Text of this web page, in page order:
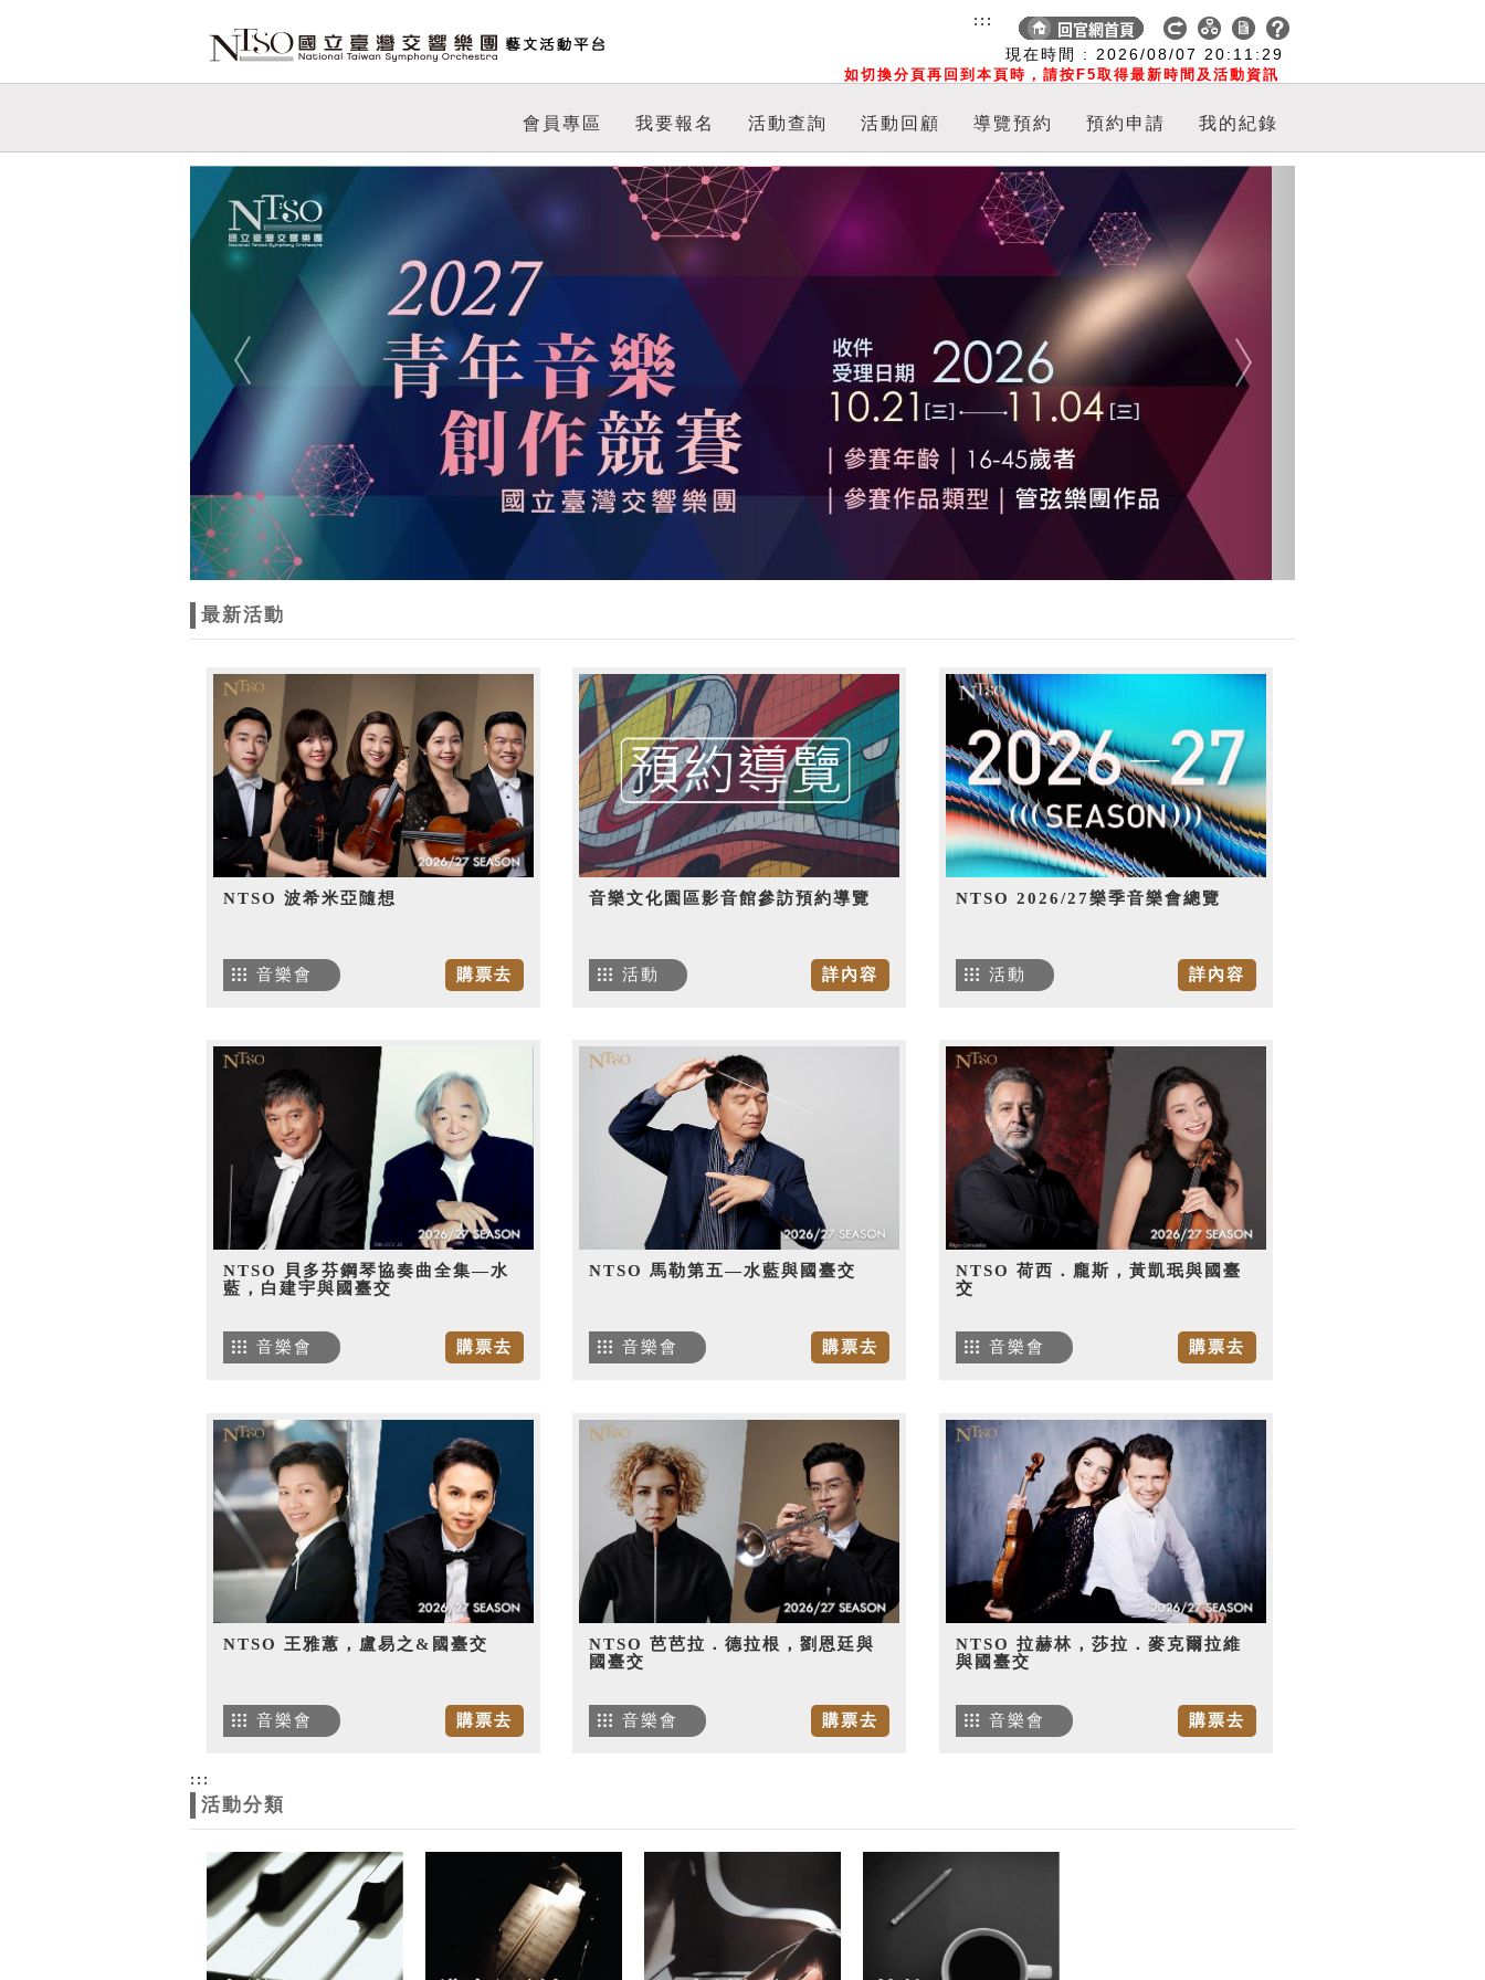
現在時間 : 2026/08/07 20:11:29
如切換分頁再回到本頁時，請按F5取得最新時間及活動資訊
:::
會員專區 我要報名 活動查詢 活動回顧 導覽預約 預約申請 我的紀錄
Previous Next
最新活動
NTSO 波希米亞隨想
購票去
音樂會
音樂文化園區影音館參訪預約導覽
詳內容
活動
NTSO 2026/27樂季音樂會總覽
詳內容
活動
NTSO 貝多芬鋼琴協奏曲全集—水
藍，白建宇與國臺交
購票去
音樂會
NTSO 馬勒第五—水藍與國臺交
購票去
音樂會
NTSO 荷西．龐斯，黃凱珉與國臺
交
購票去
音樂會
NTSO 王雅蕙，盧易之&國臺交
購票去
音樂會
NTSO 芭芭拉．德拉根，劉恩廷與
國臺交
購票去
音樂會
NTSO 拉赫林，莎拉．麥克爾拉維
與國臺交
購票去
音樂會
:::
活動分類